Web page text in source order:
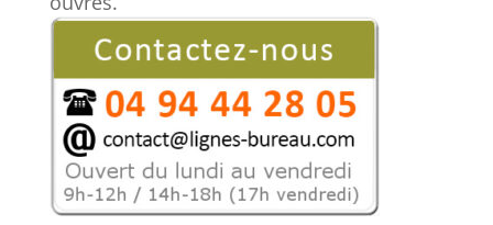
marbre
haut
de
gamme
Nero
Greco,
Tosca